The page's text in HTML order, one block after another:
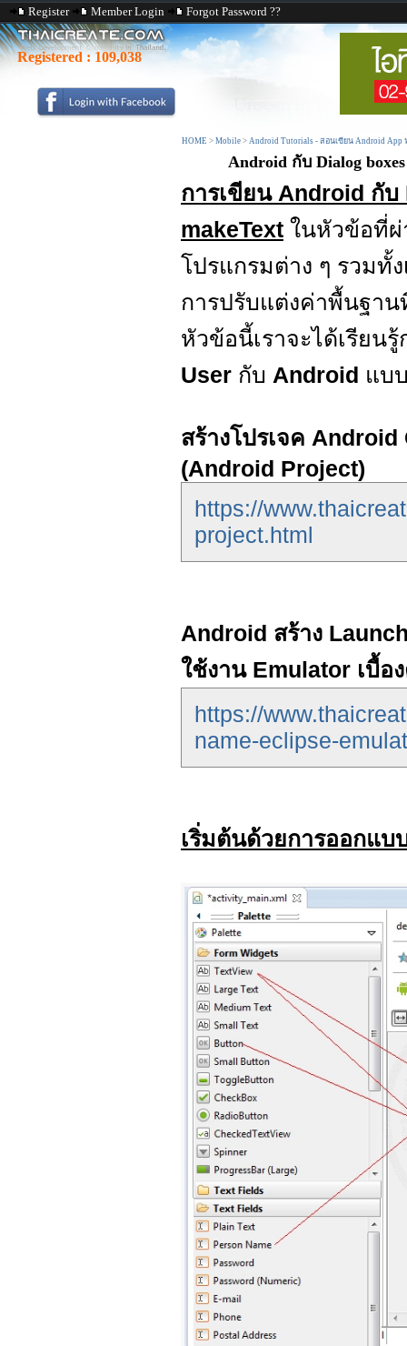
Register Member Login Forgot Password ??
Registered : 109,038
HOME > Mobile > Android Tutorials - สอนเขียน Android App
Android กับ Dialog
การเขียน Android กั
makeText ในหัวข้อที่ผ่
โปรแกรมต่าง ๆ รวมทั้
การปรับแต่งค่าพื้นฐา
หัวข้อนี้เราจะได้เรียน
User กับ Android แบ
สร้างโปรเจค
(Android Project)
https://
project.html
Android สร้าง
ใช้งาน Emulator เบื้อ
https://
name-eclipse-
เริ่มต้นด้วยการออกแบ